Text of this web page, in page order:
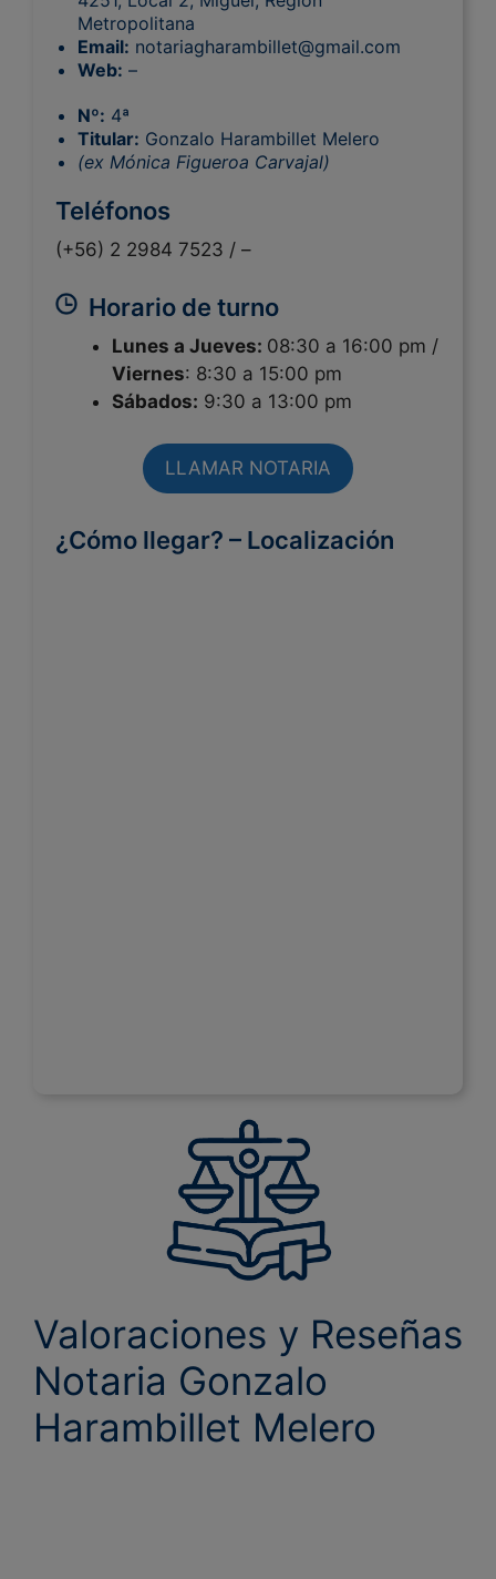
Metropolitana
Email: notariagharambillet@gmail.com
Web: –
Nº: 4ª
Titular: Gonzalo Harambillet Melero
(ex Mónica Figueroa Carvajal)
Teléfonos
(+56) 2 2984 7523 / –
Horario de turno
Lunes a Jueves: 08:30 a 16:00 pm /
Viernes: 8:30 a 15:00 pm
Sábados: 9:30 a 13:00 pm
LLAMAR NOTARIA
¿Cómo llegar? – Localización
Valoraciones y Reseñas
Notaria Gonzalo
Harambillet Melero